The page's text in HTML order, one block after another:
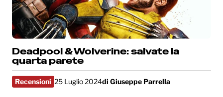
Deadpool & Wolverine: salvate la
quarta parete
Recensioni 25 Luglio 2024di Giuseppe Parrella